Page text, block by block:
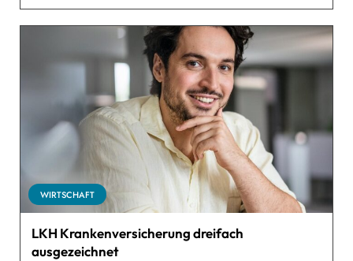
WIRTSCHAFT
LKH Krankenversicherung dreifach
ausgezeichnet